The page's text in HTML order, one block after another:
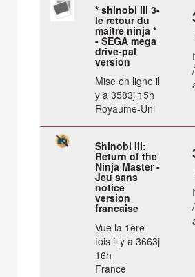
* shinobi iii 3-
le retour du
maître ninja *
- SEGA mega
drive-pal
version
Mise en ligne il
y a 3583j 15h
Royaume-Uni
Shinobi III:
Return of the
Ninja Master -
Jeu sans
notice
version
francaise
Vue la 1ère
fois il y a 3663j
16h
France